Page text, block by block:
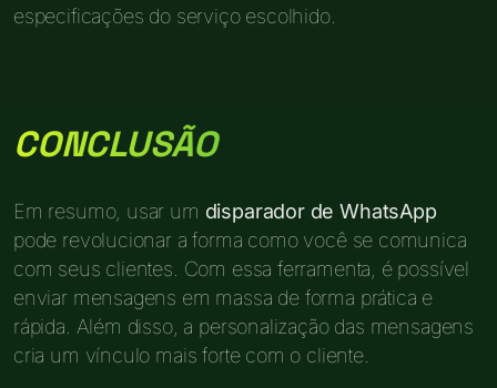
especificações do serviço escolhido.
CONCLUSÃO
Em resumo, usar um disparador de WhatsApp
pode revolucionar a forma como você se comunica
com seus clientes. Com essa ferramenta, é possível
enviar mensagens em massa de forma prática e
rápida. Além disso, a personalização das mensagens
cria um vínculo mais forte com o cliente.